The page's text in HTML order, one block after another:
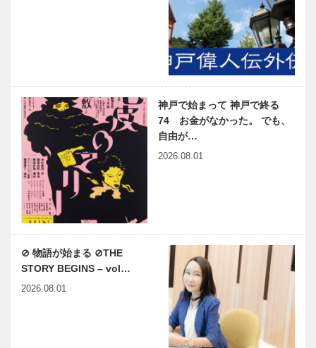
神戸で始まって 神戸で終る
74 お金がなかった。 でも、
自由が…
2026.08.01
⊘ 物語が始まる ⊘THE
STORY BEGINS – vol…
2026.08.01